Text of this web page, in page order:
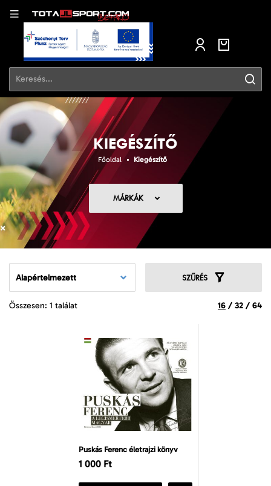
KIEGÉSZÍTŐ
Főoldal Kiegészítő
MÁRKÁK
Alapértelmezett SZŰRÉS
Összesen: 1 találat 16 / 32 / 64
Puskás Ferenc életrajzi könyv
1 000 Ft